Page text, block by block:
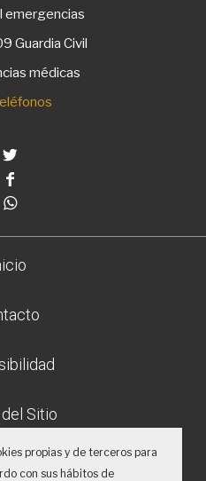
emergencias
Guardia Civil
médicas
Sitio
legal
propias y de terceros para
con sus hábitos de